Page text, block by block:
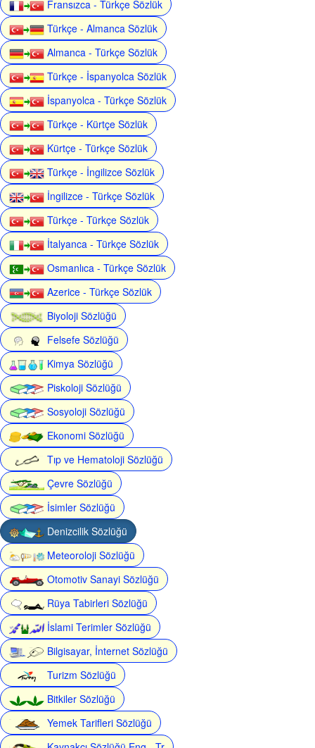
Fransızca - Türkçe Sözlük
Türkçe - Almanca Sözlük
Almanca - Türkçe Sözlük
Türkçe - İspanyolca Sözlük
İspanyolca - Türkçe Sözlük
Türkçe - Kürtçe Sözlük
Kürtçe - Türkçe Sözlük
Türkçe - İngilizce Sözlük
İngilizce - Türkçe Sözlük
Türkçe - Türkçe Sözlük
İtalyanca - Türkçe Sözlük
Osmanlıca - Türkçe Sözlük
Azerice - Türkçe Sözlük
Biyoloji Sözlüğü
Felsefe Sözlüğü
Kimya Sözlüğü
Piskoloji Sözlüğü
Sosyoloji Sözlüğü
Ekonomi Sözlüğü
Tıp ve Hematoloji Sözlüğü
Çevre Sözlüğü
İsimler Sözlüğü
Denizcilik Sözlüğü
Meteoroloji Sözlüğü
Otomotiv Sanayi Sözlüğü
Rüya Tabirleri Sözlüğü
İslami Terimler Sözlüğü
Bilgisayar, İnternet Sözlüğü
Turizm Sözlüğü
Bitkiler Sözlüğü
Yemek Tarifleri Sözlüğü